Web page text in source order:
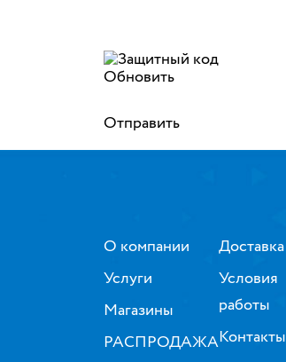
Обновить
Отправить
О компании
Услуги
Магазины
РАСПРОДАЖА
Доставка
Условия
работы
Контакты